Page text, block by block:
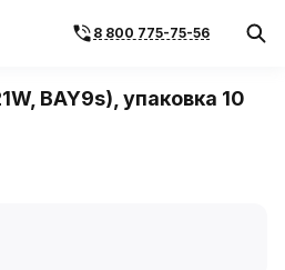
8 800 775-75-56
BAY9s), упаковка 10